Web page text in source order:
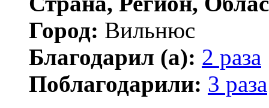
Город: Вильнюс
Благодарил (а): 2 раза
Поблагодарили: 3 раза